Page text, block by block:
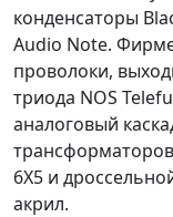
конденсаторы
Audio Note.
проволоки,
триода NOS
аналоговый
6X5 и
акрил.